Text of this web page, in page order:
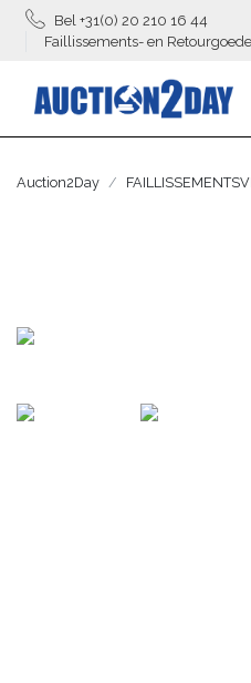
Bel +31(0) 20 210 16 44
Faillissements- en
Auction2Day